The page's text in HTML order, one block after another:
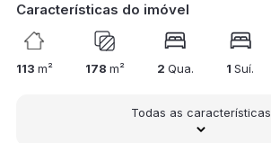
Características do imóvel
113 m² 178 m² 2 Qua. 1Suí.
Todas as características